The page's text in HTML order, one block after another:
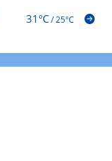
31°C/25°C